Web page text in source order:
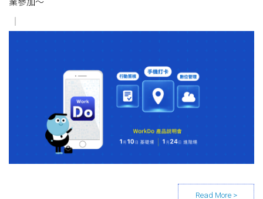
業參加～